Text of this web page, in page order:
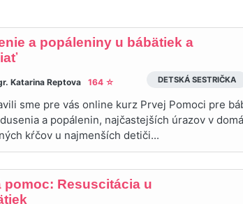
sa neustále vzdeláva a
preberá vedomosti od
skúsených pôrodných
zahraničia. Tak sa dostala k
práci s bylinkami, rebozom a
technike hypnopôrodu.
aj
a popáleniny u bábätiek a
Katarina Reptova 164 ☆ DETSKÁ SESTRIČKA
sme pre vás online kurz Prvej Pomoci pre
a popálenin, najčastejších úrazov v
kŕčov u najmenších detiči...
pomoc: Resuscitácia u